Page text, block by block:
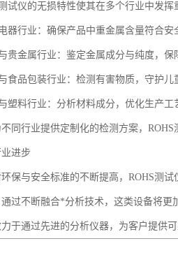
试仪的无损特性使其在多个行业中发挥
器行业：确保产品中重金属含量符合安
贵金属行业：鉴定金属成分与纯度，保
食品包装行业：检测有害物质，守护儿
塑料行业：分析材料成分，优化生产工
同行业提供定制化的检测方案，
进步
保与安全标准的不断提高，ROHS测试
过不断融合*分析技术，这类设备将更
于通过先进的分析仪器，为客户提供